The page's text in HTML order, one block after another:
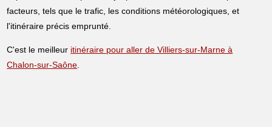
facteurs, tels que le trafic, les conditions météorologiques, et
l'itinéraire précis emprunté.
C'est le meilleur itinéraire pour aller de Villiers-sur-Marne à
Chalon-sur-Saône.